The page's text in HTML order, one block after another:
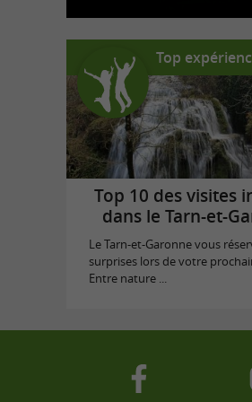
Top
Top 10 des visites
dans le Tarn-et-
Le Tarn-et-Garonne vous
surprises lors de votre
Entre nature ...